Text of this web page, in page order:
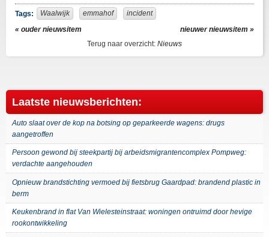
Facebook
Twitter
Tags: Waalwijk emmahof
incident
« ouder nieuwsitem
nieuwer nieuwsitem »
Terug naar overzicht: Nieuws
Laatste nieuwsberichten:
Auto slaat over de kop na botsing op geparkeerde wagens: drugs
aangetroffen
Persoon gewond bij steekpartij bij arbeidsmigrantencomplex Pompweg:
verdachte aangehouden
Opnieuw brandstichting vermoed bij fietsbrug Gaardpad: brandend plastic in
berm
Keukenbrand in flat Van Wielesteinstraat: woningen ontruimd door hevige
rookontwikkeling